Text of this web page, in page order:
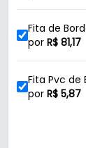
- Material:
-
- Textura: P09
- Verniz:
- Espessura
- Largura
Fita de
Mm X 50
por R$ 81,17
Fita Pvc de
Mm X 1 Metro
por R$ 5,87
Fita de